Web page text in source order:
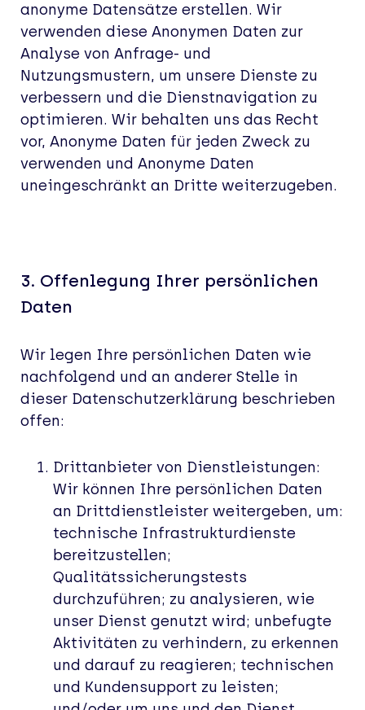
anonyme Datensätze erstellen. Wir
verwenden diese Anonymen Daten zur
Analyse von Anfrage- und
Nutzungsmustern, um unsere Dienste zu
verbessern und die Dienstnavigation zu
optimieren. Wir behalten uns das Recht
vor, Anonyme Daten für jeden Zweck zu
verwenden und Anonyme Daten
uneingeschränkt an Dritte weiterzugeben.
3. Offenlegung Ihrer persönlichen
Daten
Wir legen Ihre persönlichen Daten wie
nachfolgend und an anderer Stelle in
dieser Datenschutzerklärung beschrieben
offen:
Drittanbieter von Dienstleistungen:
Wir können Ihre persönlichen Daten
an Drittdienstleister weitergeben, um:
technische Infrastrukturdienste
bereitzustellen;
Qualitätssicherungstests
durchzuführen; zu analysieren, wie
unser Dienst genutzt wird; unbefugte
Aktivitäten zu verhindern, zu erkennen
und darauf zu reagieren; technischen
und Kundensupport zu leisten;